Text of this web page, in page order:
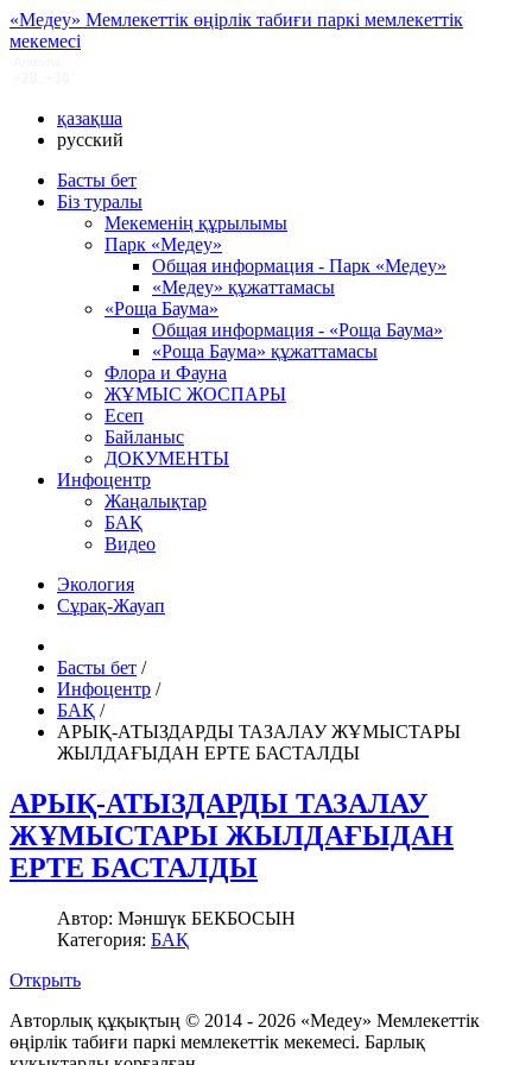
«Медеу» Мемлекеттік өңірлік табиғи паркі мемлекеттік
мекемесі
қазақша
русский
Басты бет
Біз туралы
Мекеменің құрылымы
Парк «Медеу»
Общая информация - Парк «Медеу»
«Медеу» құжаттамасы
«Роща Баума»
Общая информация - «Роща Баума»
«Роща Баума» құжаттамасы
Флора и Фауна
ЖҰМЫС ЖОСПАРЫ
Есеп
Байланыс
ДОКУМЕНТЫ
Инфоцентр
Жаңалықтар
БАҚ
Видео
Экология
Сұрақ-Жауап
Басты бет /
Инфоцентр /
БАҚ /
АРЫҚ-АТЫЗДАРДЫ ТАЗАЛАУ ЖҰМЫСТАРЫ
ЖЫЛДАҒЫДАН ЕРТЕ БАСТАЛДЫ
АРЫҚ-АТЫЗДАРДЫ ТАЗАЛАУ
ЖҰМЫСТАРЫ ЖЫЛДАҒЫДАН
ЕРТЕ БАСТАЛДЫ
Автор: Мәншүк БЕКБОСЫН
Категория: БАҚ
Открыть
Авторлық құқықтың © 2014 - 2026 «Медеу» Мемлекеттік
өңірлік табиғи паркі мемлекеттік мекемесі. Барлық